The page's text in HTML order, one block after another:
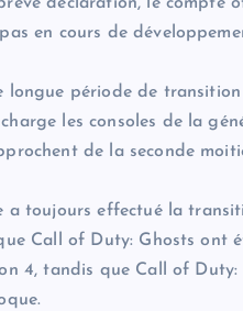
en cours de
longue période de
les consoles de la
de la seconde
a toujours effectué la
Call of Duty: Ghosts ont
4, tandis que Call of